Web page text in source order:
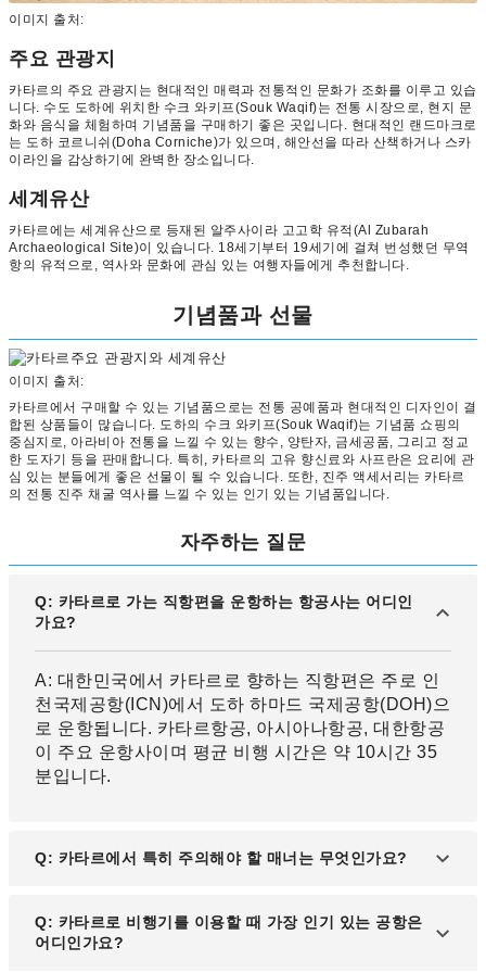
이미지 출처:
주요 관광지
카타르의 주요 관광지는 현대적인 매력과 전통적인 문화가 조화를 이루고 있습
니다. 수도 도하에 위치한 수크 와키프(Souk Waqif)는 전통 시장으로, 현지 문
화와 음식을 체험하며 기념품을 구매하기 좋은 곳입니다. 현대적인 랜드마크로
는 도하 코르니쉬(Doha Corniche)가 있으며, 해안선을 따라 산책하거나 스카
이라인을 감상하기에 완벽한 장소입니다.
세계유산
카타르에는 세계유산으로 등재된 알주사이라 고고학 유적(Al Zubarah
Archaeological Site)이 있습니다. 18세기부터 19세기에 걸쳐 번성했던 무역
항의 유적으로, 역사와 문화에 관심 있는 여행자들에게 추천합니다.
기념품과 선물
이미지 출처:
카타르에서 구매할 수 있는 기념품으로는 전통 공예품과 현대적인 디자인이 결
합된 상품들이 많습니다. 도하의 수크 와키프(Souk Waqif)는 기념품 쇼핑의
중심지로, 아라비아 전통을 느낄 수 있는 향수, 양탄자, 금세공품, 그리고 정교
한 도자기 등을 판매합니다. 특히, 카타르의 고유 향신료와 사프란은 요리에 관
심 있는 분들에게 좋은 선물이 될 수 있습니다. 또한, 진주 액세서리는 카타르
의 전통 진주 채굴 역사를 느낄 수 있는 인기 있는 기념품입니다.
자주하는 질문
Q: 카타르로 가는 직항편을 운항하는 항공사는 어디인
가요?
A: 대한민국에서 카타르로 향하는 직항편은 주로 인
천국제공항(ICN)에서 도하 하마드 국제공항(DOH)으
로 운항됩니다. 카타르항공, 아시아나항공, 대한항공
이 주요 운항사이며 평균 비행 시간은 약 10시간 35
분입니다.
Q: 카타르에서 특히 주의해야 할 매너는 무엇인가요?
A: 카타르는 이슬람 국가로 공공장소에서 음주는 엄
격히 금지됩니다. 또한, 라마단 기간에는 낮 시간 동
Q: 카타르로 비행기를 이용할 때 가장 인기 있는 공항은
어디인가요?